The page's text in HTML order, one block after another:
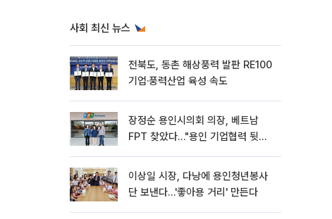
사회 최신 뉴스
전북도, 동촌 해상풍력 발판 RE100
기업·풍력산업 육성 속도
장정순 용인시의회 의장, 베트남
FPT 찾았다…"용인 기업협력 뒷받
이상일 시장, 다낭에 용인청년봉사
단 보낸다…'좋아용 거리' 만든다